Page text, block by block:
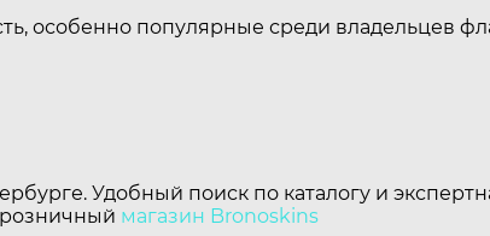
особенно популярные среди владельцев
Удобный поиск по каталогу и
магазин Bronoskins